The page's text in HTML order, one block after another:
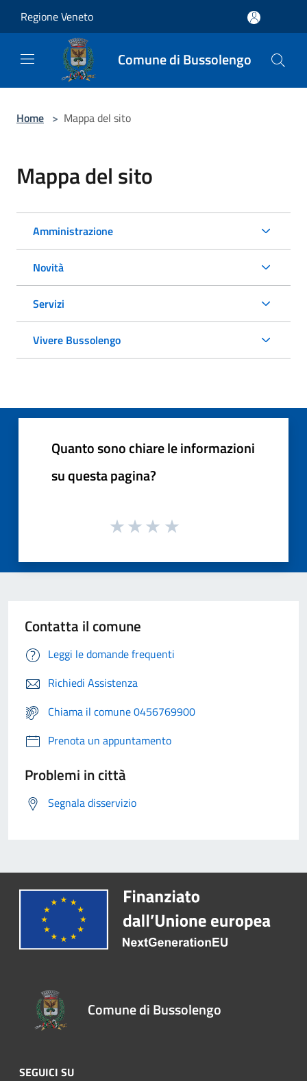
Regione Veneto
Comune di Bussolengo
Home > Mappa del sito
Mappa del sito
Amministrazione
Novità
Servizi
Vivere Bussolengo
Quanto sono chiare le informazioni
su questa pagina?
Contatta il comune
Leggi le domande frequenti
Richiedi Assistenza
Chiama il comune 0456769900
Prenota un appuntamento
Problemi in città
Segnala disservizio
Comune di Bussolengo
SEGUICI SU